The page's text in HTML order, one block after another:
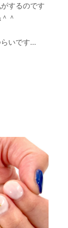
するのです
＾
いです…